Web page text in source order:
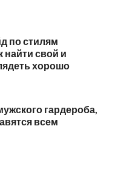
по стилям
найти свой и
хорошо
гардероба,
всем